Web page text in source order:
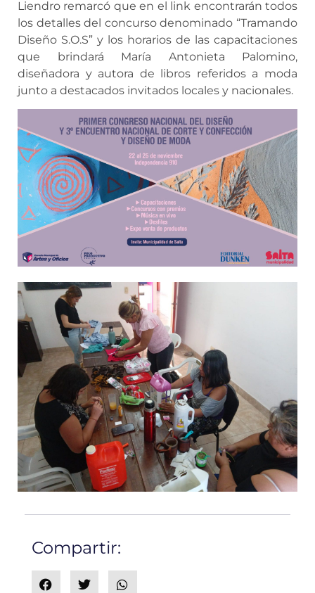
Liendro remarcó que en el link encontrarán todos
los detalles del concurso denominado “Tramando
Diseño S.O.S” y los horarios de las capacitaciones
que brindará María Antonieta Palomino,
diseñadora y autora de libros referidos a moda
junto a destacados invitados locales y nacionales.
Compartir: